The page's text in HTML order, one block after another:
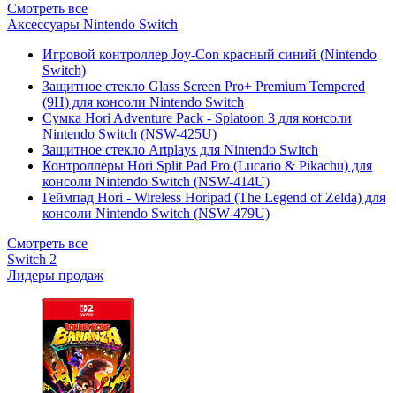
Смотреть все
Аксессуары Nintendo Switch
Игровой контроллер Joy-Con красный синий (Nintendo
Switch)
Защитное стекло Glass Screen Pro+ Premium Tempered
(9H) для консоли Nintendo Switch
Сумка Hori Adventure Pack - Splatoon 3 для консоли
Nintendo Switch (NSW-425U)
Защитное стекло Artplays для Nintendo Switch
Контроллеры Hori Split Pad Pro (Lucario & Pikachu) для
консоли Nintendo Switch (NSW-414U)
Геймпад Hori - Wireless Horipad (The Legend of Zelda) для
консоли Nintendo Switch (NSW-479U)
Смотреть все
Switch 2
Лидеры продаж